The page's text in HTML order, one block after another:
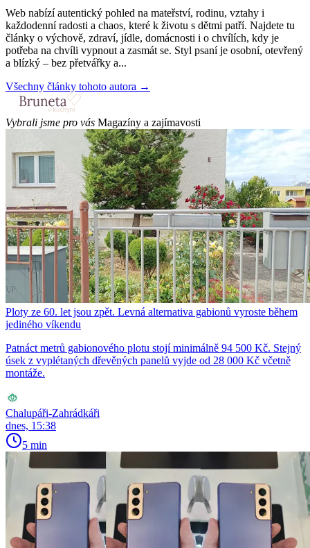
Web nabízí autentický pohled na mateřství, rodinu, vztahy i
každodenní radosti a chaos, které k životu s dětmi patří. Najdete tu
články o výchově, zdraví, jídle, domácnosti i o chvílích, kdy je
potřeba na chvíli vypnout a zasmát se. Styl psaní je osobní, otevřený
a blízký – bez přetvářky a...
Všechny články tohoto autora →
Vybrali jsme pro vás Magazíny a zajímavosti
Ploty ze 60. let jsou zpět. Levná alternativa gabionů vyroste během
jediného víkendu
Patnáct metrů gabionového plotu stojí minimálně 94 500 Kč. Stejný
úsek z vyplétaných dřevěných panelů vyjde od 28 000 Kč včetně
montáže.
Chalupáři-Zahrádkáři
dnes, 15:38
5 min